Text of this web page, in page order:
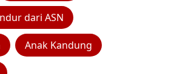
dari ASN
Anak Kandung